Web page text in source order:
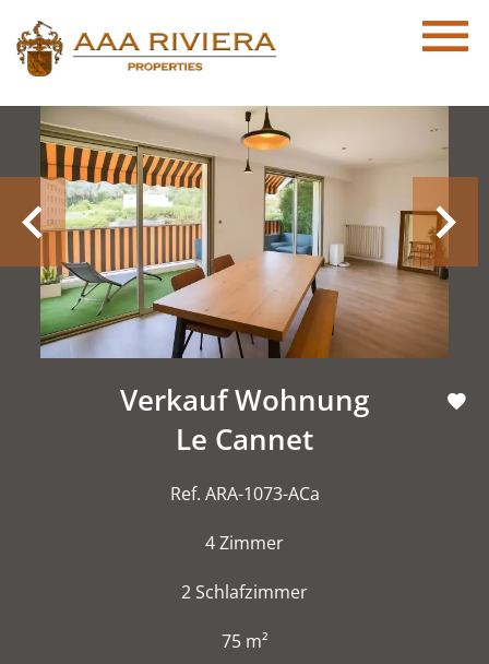
Verkauf Wohnung
Le Cannet
Ref. ARA-1073-ACa
4 Zimmer
2 Schlafzimmer
75 m²